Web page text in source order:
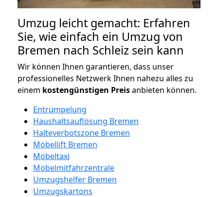
Umzug leicht gemacht: Erfahren
Sie, wie einfach ein Umzug von
Bremen nach Schleiz sein kann
Wir können Ihnen garantieren, dass unser
professionelles Netzwerk Ihnen nahezu alles zu
einem kostengünstigen Preisanbieten können.
Entrümpelung
Haushaltsauflösung Bremen
Halteverbotszone Bremen
Möbellift Bremen
Möbeltaxi
Möbelmitfahrzentrale
Umzugshelfer Bremen
Umzugskartons